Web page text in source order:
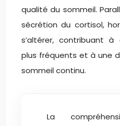
qualité du sommeil.
sécrétion du cortisol,
s’altérer, contribuant à
plus fréquents et à une
sommeil continu.
La